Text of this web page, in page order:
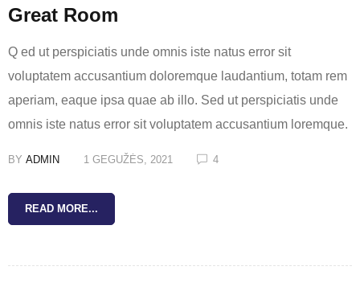
Great Room
Q ed ut perspiciatis unde omnis iste natus error sit
voluptatem accusantium doloremque laudantium, totam rem
aperiam, eaque ipsa quae ab illo. Sed ut perspiciatis unde
omnis iste natus error sit voluptatem accusantium loremque.
BY ADMIN 1 GEGUŽĖS, 2021 4
READ MORE...